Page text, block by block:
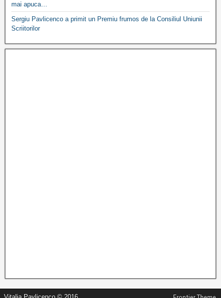
mai apuca…
Sergiu Pavlicenco a primit un Premiu frumos de la Consiliul Uniunii
Scriitorilor